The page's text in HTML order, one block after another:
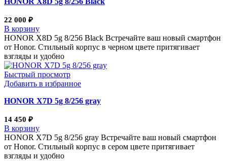
22 000 ₽
В корзину
HONOR X8D 5g 8/256 Black Встречайте ваш новый смартфон
от Honor. Стильный корпус в черном цвете притягивает
взгляды и удобно
Быстрый просмотр
Добавить в избранное
HONOR X7D 5g 8/256 gray
14 450 ₽
В корзину
HONOR X7D 5g 8/256 gray Встречайте ваш новый смартфон
от Honor. Стильный корпус в сером цвете притягивает
взгляды и удобно